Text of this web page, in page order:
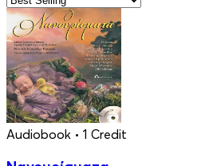
Audiobook • 1 Credit